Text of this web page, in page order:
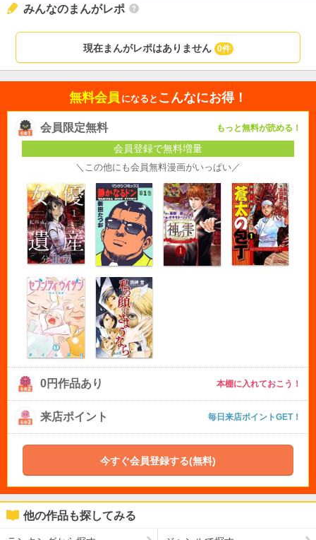
みんなのまんがレポ
現在まんがレポはありません 0件
無料会員 になると こんなにお得！
会員限定無料 もっと無料が読める！
会員登録で無料増量
＼この他にも会員無料漫画がいっぱい／
0円作品あり 本棚に入れておこう！
来店ポイント 毎日来店ポイントGET！
今すぐ会員登録する(無料)
他の作品も探してみる